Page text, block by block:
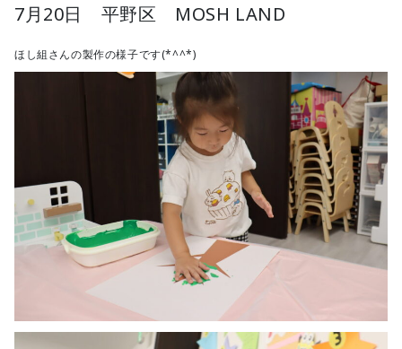
7月20日 平野区 MOSH LAND
ほし組さんの製作の様子です(*^^*)